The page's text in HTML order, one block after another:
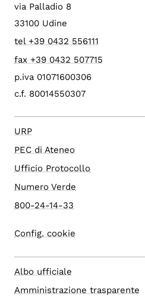
via Palladio 8
33100 Udine
tel +39 0432 556111
fax +39 0432 507715
p.iva 01071600306
c.f. 80014550307
URP
PEC di Ateneo
Ufficio Protocollo
Numero Verde
800-24-14-33
Config. cookie
Albo ufficiale
Amministrazione trasparente